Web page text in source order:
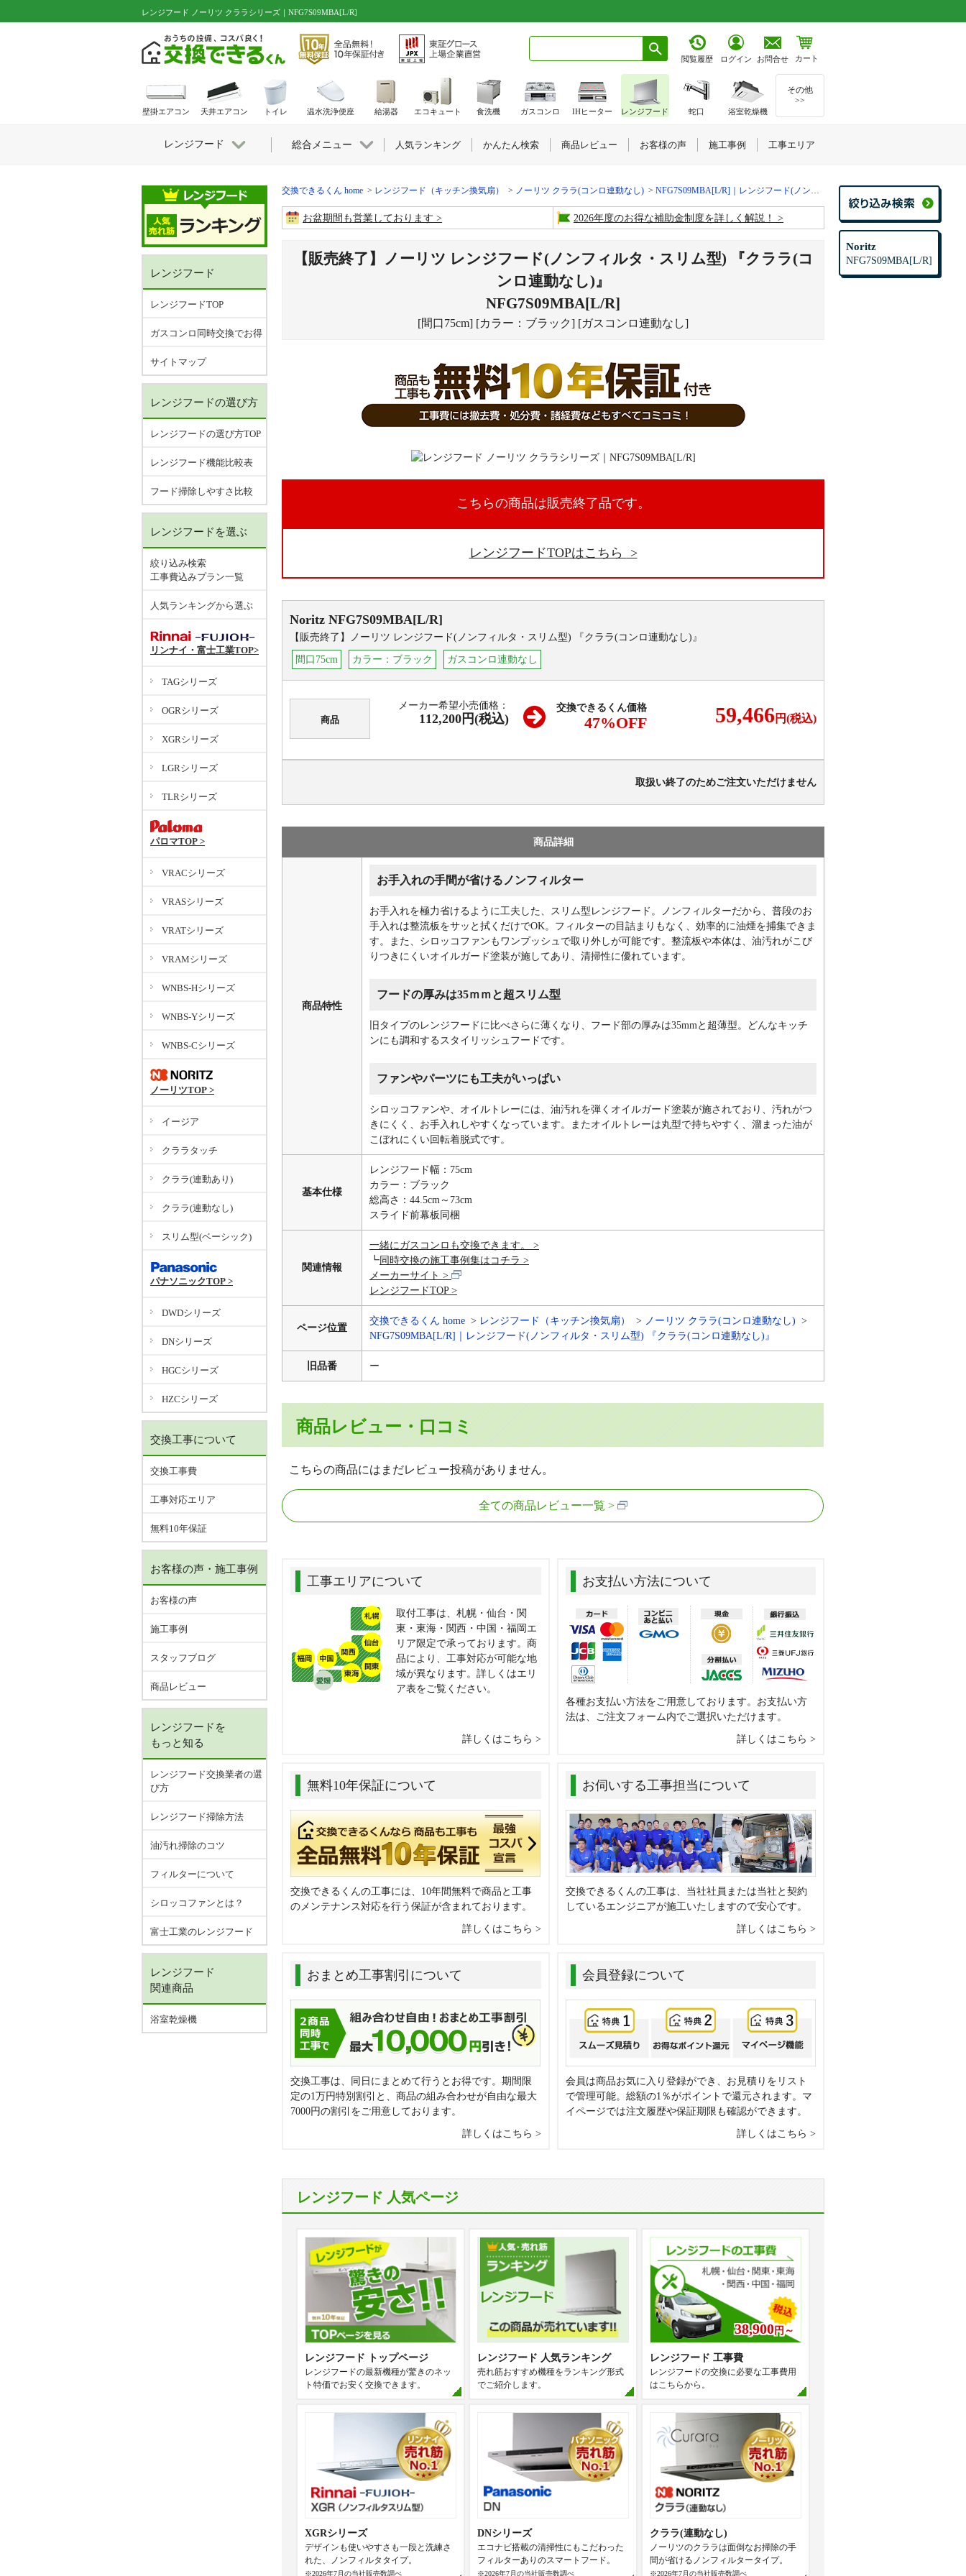
Noritz
NFG7S09MBA[L/R]
レンジフード ノーリツ クララシリーズ｜NFG7S09MBA[L/R]
閲覧履歴 ログイン お問合せ カート
交換できるくん home レンジフード（キッチン換気扇） ノーリツ クララ(コンロ連動なし) NFG7S09MBA[L/R]｜レンジフード(ノンフィルタ・スリム型) 『クララ(コンロ連動なし)』
お盆期間も営業しております 2026年度のお得な補助金制度を詳しく解説！
【販売終了】ノーリツ レンジフード(ノンフィルタ・スリム型) 『クララ(コ
ンロ連動なし)』
NFG7S09MBA[L/R]
[間口75cm] [カラー：ブラック] [ガスコンロ連動なし]
こちらの商品は販売終了品です。
レンジフードTOPはこちら
Noritz NFG7S09MBA[L/R]
【販売終了】ノーリツ レンジフード(ノンフィルタ・スリム型) 『クララ(コンロ連動なし)』
間口75cm カラー：ブラック ガスコンロ連動なし
商品
メーカー希望小売価格：
112,200円(税込)
交換できるくん価格
47%OFF 59,466円(税込)
取扱い終了のためご注文いただけません
商品詳細
商品特性
お手入れの手間が省けるノンフィルター
お手入れを極力省けるように工夫した、スリム型レンジフード。ノンフィルターだから、普段のお
手入れは整流板をサッと拭くだけでOK。フィルターの目詰まりもなく、効率的に油煙を捕集できま
す。また、シロッコファンもワンプッシュで取り外しが可能です。整流板や本体は、油汚れがこび
りつきにくいオイルガード塗装が施してあり、清掃性に優れています。
フードの厚みは35ｍｍと超スリム型
旧タイプのレンジフードに比べさらに薄くなり、フード部の厚みは35mmと超薄型。どんなキッチ
ンにも調和するスタイリッシュフードです。
ファンやパーツにも工夫がいっぱい
シロッコファンや、オイルトレーには、油汚れを弾くオイルガード塗装が施されており、汚れがつ
きにくく、お手入れしやすくなっています。またオイルトレーは丸型で持ちやすく、溜まった油が
こぼれにくい回転着脱式です。
基本仕様
レンジフード幅：75cm
カラー：ブラック
総高さ：44.5cm～73cm
スライド前幕板同梱
関連情報
一緒にガスコンロも交換できます。
┗ 同時交換の施工事例集はコチラ
メーカーサイト
レンジフードTOP
ページ位置
交換できるくん home レンジフード（キッチン換気扇）
ノーリツ クララ(コンロ連動なし)
NFG7S09MBA[L/R]｜レンジフード(ノンフィルタ・スリム型) 『クララ(コンロ連動なし)』
旧品番 ー
商品レビュー・口コミ
こちらの商品にはまだレビュー投稿がありません。
全ての商品レビュー一覧
工事エリアについて
取付工事は、札幌・仙台・関
東・東海・関西・中国・福岡エ
リア限定で承っております。商
品により、工事対応が可能な地
域が異なります。詳しくはエリ
ア表をご覧ください。
詳しくはこちら
お支払い方法について
各種お支払い方法をご用意しております。お支払い方
法は、ご注文フォーム内でご選択いただけます。
詳しくはこちら
無料10年保証について
交換できるくんの工事には、10年間無料で商品と工事
のメンテナンス対応を行う保証が含まれております。
詳しくはこちら
お伺いする工事担当について
交換できるくんの工事は、当社社員または当社と契約
しているエンジニアが施工いたしますので安心です。
詳しくはこちら
おまとめ工事割引について
交換工事は、同日にまとめて行うとお得です。期間限
定の1万円特別割引と、商品の組み合わせが自由な最大
7000円の割引をご用意しております。
詳しくはこちら
会員登録について
会員は商品お気に入り登録ができ、お見積りをリスト
で管理可能。総額の1％がポイントで還元されます。マ
イページでは注文履歴や保証期限も確認ができます。
詳しくはこちら
レンジフード 人気ページ
レンジフード トップページ
レンジフードの最新機種が驚きのネッ
ト特価でお安く交換できます。
レンジフード 人気ランキング
売れ筋おすすめ機種をランキング形式
でご紹介します。
38,900円～
レンジフード 工事費
レンジフードの交換に必要な工事費用
はこちらから。
XGRシリーズ
デザインも使いやすさも一段と洗練さ
れた、ノンフィルタタイプ。
※2026年7月の当社販売数調べ
DNシリーズ
エコナビ搭載の清掃性にもこだわった
フィルターありのスマートフード。
※2026年7月の当社販売数調べ
クララ(連動なし)
ノーリツのクララは面倒なお掃除の手
間が省けるノンフィルタータイプ。
※2026年7月の当社販売数調べ
レンジフード
レンジフードTOP
ガスコンロ同時交換でお得
サイトマップ
レンジフードの選び方
レンジフードの選び方TOP
レンジフード機能比較表
フード掃除しやすさ比較
レンジフードを選ぶ
絞り込み検索
工事費込みプラン一覧
人気ランキングから選ぶ
リンナイ・富士工業TOP>
TAGシリーズ
OGRシリーズ
XGRシリーズ
LGRシリーズ
TLRシリーズ
パロマTOP >
VRACシリーズ
VRASシリーズ
VRATシリーズ
VRAMシリーズ
WNBS-Hシリーズ
WNBS-Yシリーズ
WNBS-Cシリーズ
ノーリツTOP >
イージア
クララタッチ
クララ(連動あり)
クララ(連動なし)
スリム型(ベーシック)
パナソニックTOP >
DWDシリーズ
DNシリーズ
HGCシリーズ
HZCシリーズ
交換工事について
交換工事費
工事対応エリア
無料10年保証
お客様の声・施工事例
お客様の声
施工事例
スタッフブログ
商品レビュー
レンジフードを
もっと知る
レンジフード交換業者の選
び方
レンジフード掃除方法
油汚れ掃除のコツ
フィルターについて
シロッコファンとは？
富士工業のレンジフード
レンジフード
関連商品
浴室乾燥機
壁掛エアコン 天井エアコン トイレ 温水洗浄便座 給湯器 エコキュート 食洗機 ガスコンロ IHヒーター レンジフード 蛇口 浴室乾燥機
その他
>>
レンジフード 総合メニュー 人気ランキング かんたん検索 商品レビュー お客様の声 施工事例 工事エリア